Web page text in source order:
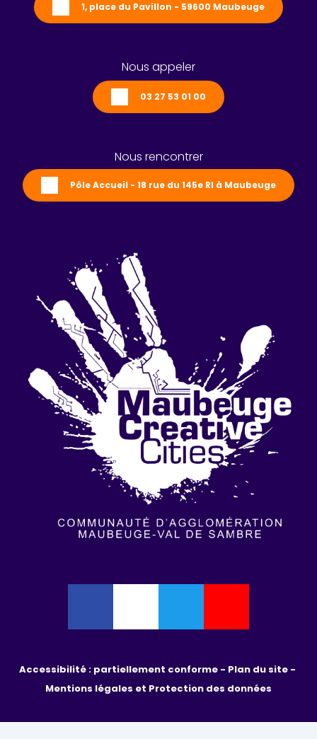
1, place du Pavillon - 59600 Maubeuge
Nous appeler
03 27 53 01 00
Nous rencontrer
Pôle Accueil - 18 rue du 145e RI à Maubeuge
Accessibilité : partiellement conforme -
Mentions légales et Protection des données